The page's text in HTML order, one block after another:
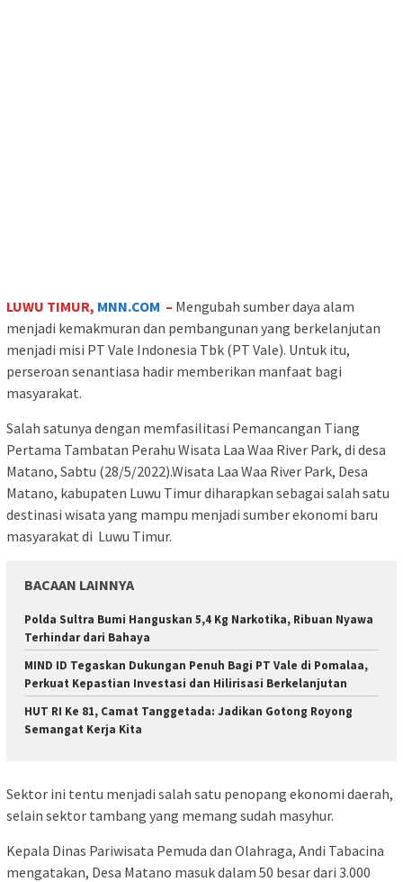
LUWU TIMUR, MNN.COM – Mengubah sumber daya alam
menjadi kemakmuran dan pembangunan yang berkelanjutan
menjadi misi PT Vale Indonesia Tbk (PT Vale). Untuk itu,
perseroan senantiasa hadir memberikan manfaat bagi
masyarakat.
Salah satunya dengan memfasilitasi Pemancangan Tiang
Pertama Tambatan Perahu Wisata Laa Waa River Park, di desa
Matano, Sabtu (28/5/2022).Wisata Laa Waa River Park, Desa
Matano, kabupaten Luwu Timur diharapkan sebagai salah satu
destinasi wisata yang mampu menjadi sumber ekonomi baru
masyarakat di Luwu Timur.
BACAAN LAINNYA
Polda Sultra Bumi Hanguskan 5,4 Kg Narkotika, Ribuan Nyawa
Terhindar dari Bahaya
MIND ID Tegaskan Dukungan Penuh Bagi PT Vale di Pomalaa,
Perkuat Kepastian Investasi dan Hilirisasi Berkelanjutan
HUT RI Ke 81, Camat Tanggetada: Jadikan Gotong Royong
Semangat Kerja Kita
Sektor ini tentu menjadi salah satu penopang ekonomi daerah,
selain sektor tambang yang memang sudah masyhur.
Kepala Dinas Pariwisata Pemuda dan Olahraga, Andi Tabacina
mengatakan, Desa Matano masuk dalam 50 besar dari 3.000